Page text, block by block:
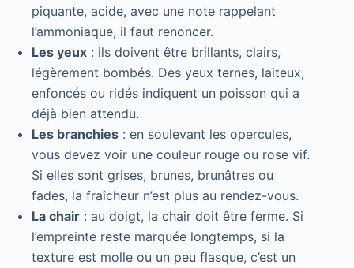
piquante, acide, avec une note rappelant
l’ammoniaque, il faut renoncer.
Les yeux : ils doivent être brillants, clairs,
légèrement bombés. Des yeux ternes, laiteux,
enfoncés ou ridés indiquent un poisson qui a
déjà bien attendu.
Les branchies : en soulevant les opercules,
vous devez voir une couleur rouge ou rose vif.
Si elles sont grises, brunes, brunâtres ou
fades, la fraîcheur n’est plus au rendez-vous.
La chair : au doigt, la chair doit être ferme. Si
l’empreinte reste marquée longtemps, si la
texture est molle ou un peu flasque, c’est un